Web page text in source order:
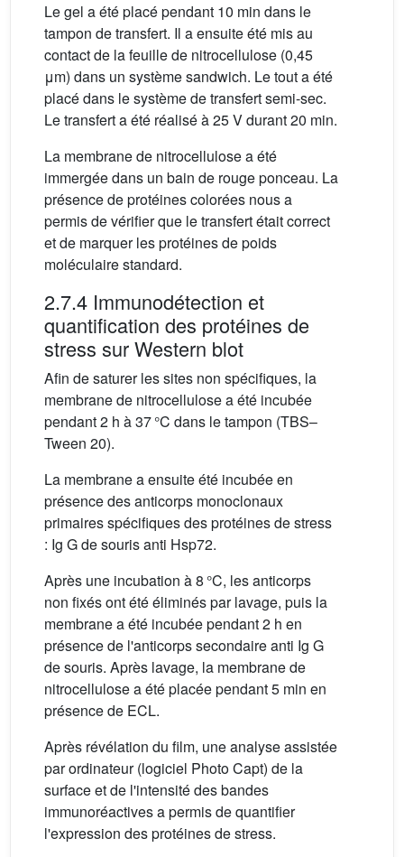
Le gel a été placé pendant 10 min dans le
tampon de transfert. Il a ensuite été mis au
contact de la feuille de nitrocellulose (0,45
μm) dans un système sandwich. Le tout a été
placé dans le système de transfert semi-sec.
Le transfert a été réalisé à 25 V durant 20 min.
La membrane de nitrocellulose a été
immergée dans un bain de rouge ponceau. La
présence de protéines colorées nous a
permis de vérifier que le transfert était correct
et de marquer les protéines de poids
moléculaire standard.
2.7.4 Immunodétection et
quantification des protéines de
stress sur Western blot
Afin de saturer les sites non spécifiques, la
membrane de nitrocellulose a été incubée
pendant 2 h à 37 °C dans le tampon (TBS–
Tween 20).
La membrane a ensuite été incubée en
présence des anticorps monoclonaux
primaires spécifiques des protéines de stress
: Ig G de souris anti Hsp72.
Après une incubation à 8 °C, les anticorps
non fixés ont été éliminés par lavage, puis la
membrane a été incubée pendant 2 h en
présence de l'anticorps secondaire anti Ig G
de souris. Après lavage, la membrane de
nitrocellulose a été placée pendant 5 min en
présence de ECL.
Après révélation du film, une analyse assistée
par ordinateur (logiciel Photo Capt) de la
surface et de l'intensité des bandes
immunoréactives a permis de quantifier
l'expression des protéines de stress.